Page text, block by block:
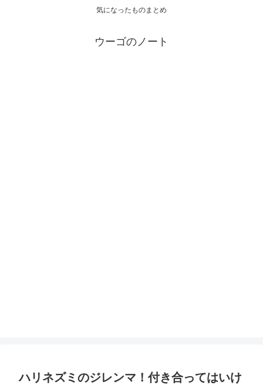
気になったものまとめ
ウーゴのノート
ハリネズミのジレンマ！付き合ってはいけ